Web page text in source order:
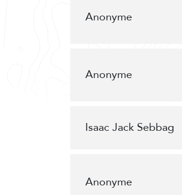
Anonyme
Anonyme
Isaac Jack Sebbag
Anonyme